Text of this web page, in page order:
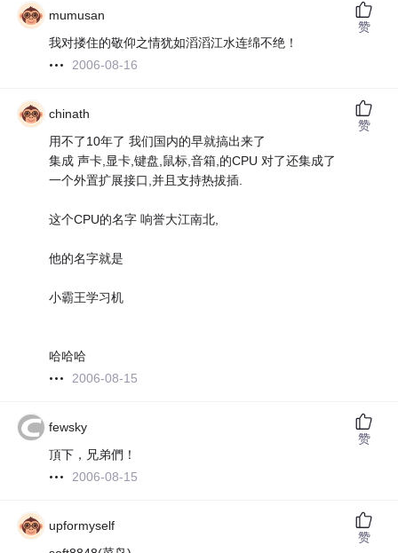
mumusan
我对搂住的敬仰之情犹如滔滔江水连绵不绝！
2006-08-16
赞
chinath
用不了10年了 我们国内的早就搞出来了
集成 声卡,显卡,键盘,鼠标,音箱,的CPU 对了还集成了
一个外置扩展接口,并且支持热拔插.
这个CPU的名字 响誉大江南北,
他的名字就是
小霸王学习机
哈哈哈
2006-08-15
赞
fewsky
頂下，兄弟們！
2006-08-15
赞
upformyself
赞